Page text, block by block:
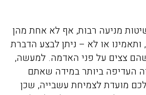
מניעה רבות, אף לא אחת מהן
ותאמינו או לא – ניתן לבצע הדברת
צצים על פני האדמה. למעשה,
העדיפה ביותר במידה שאתם
מועדת לצמיחת עשבייה, שכן